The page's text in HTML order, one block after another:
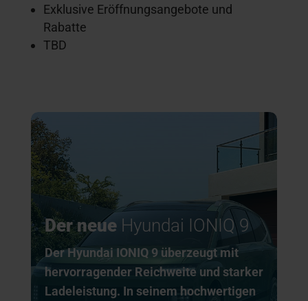
Exklusive Eröffnungsangebote und
Rabatte
TBD
Der neue Hyundai IONIQ 9
Der Hyundai IONIQ 9 überzeugt mit
hervorragender Reichweite und starker
Ladeleistung. In seinem hochwertigen